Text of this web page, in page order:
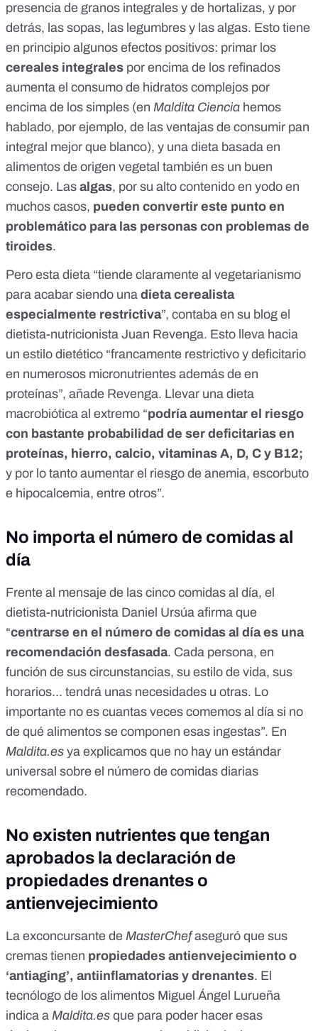
presencia de granos integrales y de hortalizas, y por
detrás, las sopas, las legumbres y las algas. Esto tiene
en principio algunos efectos positivos: primar los
cereales integrales por encima de los refinados
aumenta el consumo de hidratos complejos por
encima de los simples (en Maldita Ciencia hemos
hablado, por ejemplo, de las ventajas de consumir pan
integral mejor que blanco), y una dieta basada en
alimentos de origen vegetal también es un buen
consejo. Las algas, por su alto contenido en yodo en
muchos casos, pueden convertir este punto en
problemático para las personas con problemas de
tiroides.
Pero esta dieta “tiende claramente al vegetarianismo
para acabar siendo una dieta cerealista
especialmente restrictiva”, contaba en su blog el
dietista-nutricionista Juan Revenga. Esto lleva hacia
un estilo dietético “francamente restrictivo y deficitario
en numerosos micronutrientes además de en
proteínas”, añade Revenga. Llevar una dieta
macrobiótica al extremo “podría aumentar el riesgo
con bastante probabilidad de ser deficitarias en
proteínas, hierro, calcio, vitaminas A, D, C y B12;
y por lo tanto aumentar el riesgo de anemia, escorbuto
e hipocalcemia, entre otros”.
No importa el número de comidas al
día
Frente al mensaje de las cinco comidas al día, el
dietista-nutricionista Daniel Ursúa afirma que
“centrarse en el número de comidas al día es una
recomendación desfasada. Cada persona, en
función de sus circunstancias, su estilo de vida, sus
horarios... tendrá unas necesidades u otras. Lo
importante no es cuantas veces comemos al día si no
de qué alimentos se componen esas ingestas”. En
Maldita.es ya explicamos que no hay un estándar
universal sobre el número de comidas diarias
recomendado.
No existen nutrientes que tengan
aprobados la declaración de
propiedades drenantes o
antienvejecimiento
La exconcursante de MasterChefaseguró que sus
cremas tienen propiedades antienvejecimiento o
‘antiaging’, antiinflamatorias y drenantes. El
tecnólogo de los alimentos Miguel Ángel Lurueña
indica a Maldita.es que para poder hacer esas